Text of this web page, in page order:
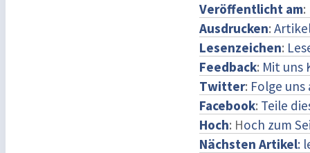
Veröffentlicht am:
Ausdrucken:
Lesenzeichen:
Feedback: Mit uns
Twitter: Folge
Facebook: Teile
Hoch: Hoch zum
Nächsten Artikel: